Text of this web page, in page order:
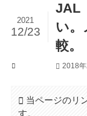
JAL
い
較。
2021
12/23
2018年
当ページのリ
す。